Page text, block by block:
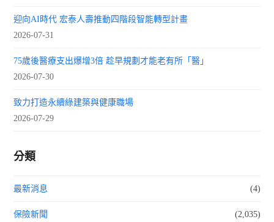
迎向AI時代 宏泰人壽推動四階段智能轉型計畫
2026-07-31
75歲後醫療支出爆增3倍 趁早規劃才能老有所「醫」
2026-07-30
致力打造永續綠建築與健康職場
2026-07-29
分類
最新消息 (4)
保險新聞 (2,035)